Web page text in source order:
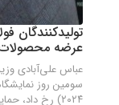
تولیدکنندگان
عرضه محصولات
عباس علی‌آبادی
سومین روز
۲۰۲۴) رخ داد،